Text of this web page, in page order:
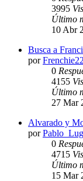
3995
Último
10 Abr
Busca a
porFrenchie22
0
4155
Último
27 Mar
Alvarado y
por
0
4715
Último
15 Mar